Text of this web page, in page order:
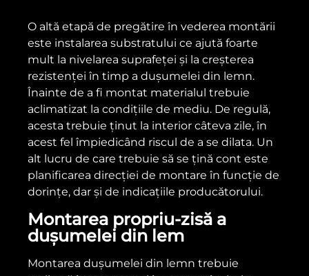
O altă etapă de pregătire în vederea montării
este instalarea substratului ce ajută foarte
mult la nivelarea suprafeței și la creșterea
rezistenței în timp a dușumelei din lemn.
Înainte de a fi montat materialul trebuie
aclimatizat la condițiile de mediu. De regulă,
acesta trebuie ținut la interior câteva zile, în
acest fel împiedicând riscul de a se dilata. Un
alt lucru de care trebuie să se țină cont este
planificarea direcției de montare în funcție de
dorințe, dar și de indicațiile producătorului.
Montarea propriu-zisă a
dușumelei din lem
Montarea dușumelei din lemn trebuie